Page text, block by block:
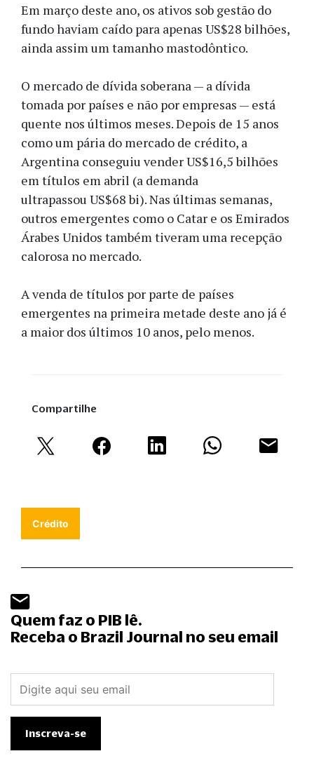
Em março deste ano, os ativos sob gestão do
fundo haviam caído para apenas US$28 bilhões,
ainda assim um tamanho mastodôntico.
O mercado de dívida soberana — a dívida
tomada por países e não por empresas — está
quente nos últimos meses. Depois de 15 anos
como um pária do mercado de crédito, a
Argentina conseguiu vender US$16,5 bilhões
em títulos em abril (a demanda
ultrapassou US$68 bi). Nas últimas semanas,
outros emergentes como o Catar e os Emirados
Árabes Unidos também tiveram uma recepção
calorosa no mercado.
A venda de títulos por parte de países
emergentes na primeira metade deste ano já é
a maior dos últimos 10 anos, pelo menos.
Compartilhe
Crédito
Quem faz o PIB lê.
Receba o Brazil Journal no seu email